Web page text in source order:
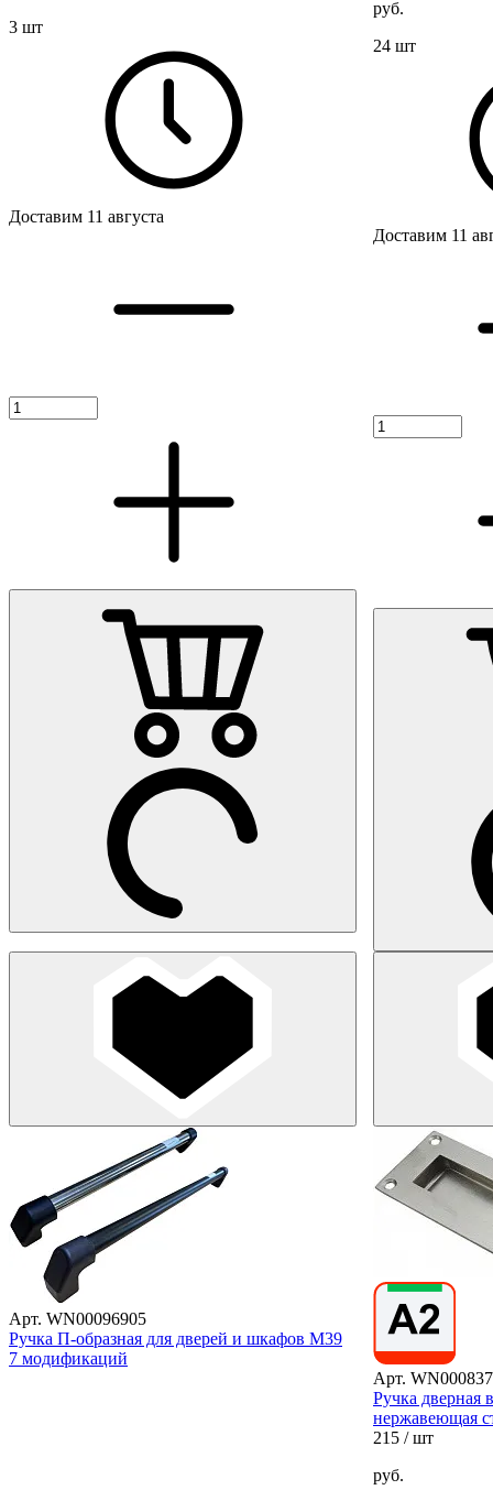
3 шт
Доставим 11 августа
руб.
24 шт
Доставим 11
Арт. WN00096905
Ручка П-образная для дверей и шкафов M39
7 модификаций
Арт.
Ручка дверная
нержавеющая
215 / шт
руб.